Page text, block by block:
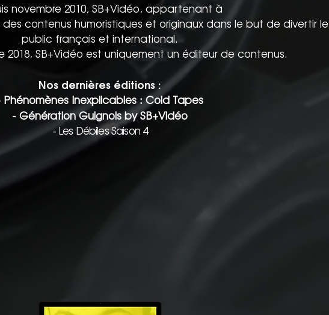
novembre 2010, SB+Vidéo, appartenant à
des contenus humoristiques et originaux dans le but de divertir le
public français et international.
2018, SB+Vidéo est uniquement un éditeur de contenus.
Nos dernières éditions :
Phénomènes Inexplicables : Cold Tapes
- Génération Guignols by SB+Vidéo
- Les Débiles Saison 4